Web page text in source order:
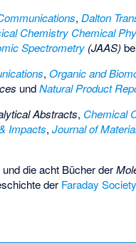
, Dalton
Chemistry Chemical
Spectrometry(JAAS)
, Organic and
undNatural Product
Abstracts, Chemical
Impacts, Journal of
die acht Bücher der
der Faraday Society